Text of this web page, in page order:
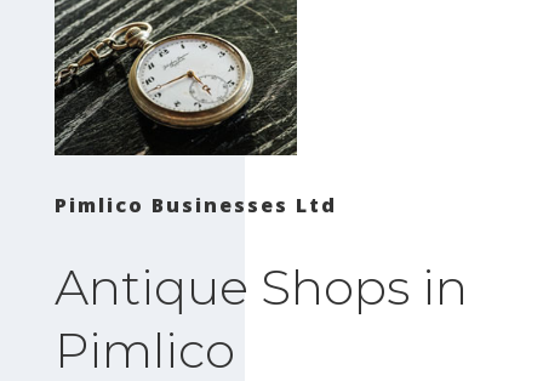
Pimlico Businesses Ltd
Antique Shops in
Pimlico